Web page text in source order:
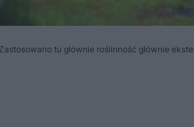
tu głównie roślinność głównie